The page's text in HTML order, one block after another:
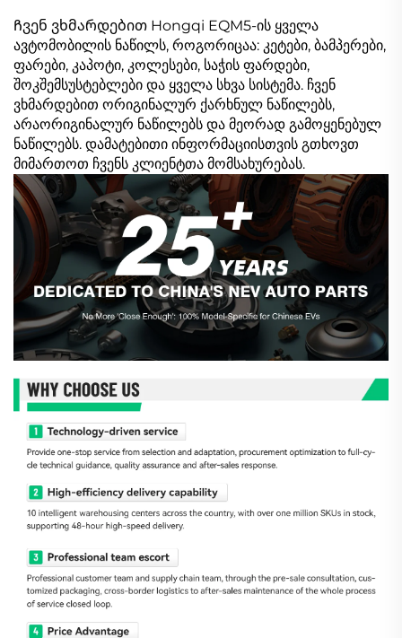
Ჩვენ ვხმარდებით Hongqi EQM5-ის ყველა
ავტომობილის ნაწილს, როგორიცაა: კეტები, ბამპერები,
ფარები, კაპოტი, კოლესები, საჭის ფარდები,
შოკშემსუსტებლები და ყველა სხვა სისტემა. ჩვენ
ვხმარდებით ორიგინალურ ქარხნულ ნაწილებს,
არაორიგინალურ ნაწილებს და მეორად გამოყენებულ
ნაწილებს. დამატებითი ინფორმაციისთვის გთხოვთ
მიმართოთ ჩვენს კლიენტთა მომსახურებას.